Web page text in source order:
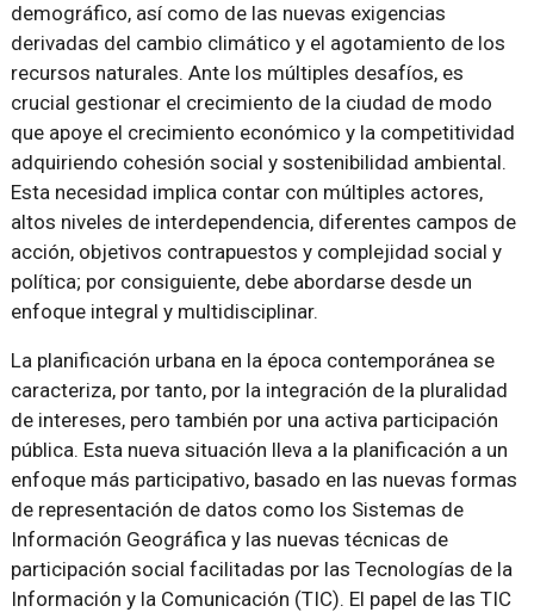
demográfico, así como de las nuevas exigencias
derivadas del cambio climático y el agotamiento de los
recursos naturales. Ante los múltiples desafíos, es
crucial gestionar el crecimiento de la ciudad de modo
que apoye el crecimiento económico y la competitividad
adquiriendo cohesión social y sostenibilidad ambiental.
Esta necesidad implica contar con múltiples actores,
altos niveles de interdependencia, diferentes campos de
acción, objetivos contrapuestos y complejidad social y
política; por consiguiente, debe abordarse desde un
enfoque integral y multidisciplinar.
La planificación urbana en la época contemporánea se
caracteriza, por tanto, por la integración de la pluralidad
de intereses, pero también por una activa participación
pública. Esta nueva situación lleva a la planificación a un
enfoque más participativo, basado en las nuevas formas
de representación de datos como los Sistemas de
Información Geográfica y las nuevas técnicas de
participación social facilitadas por las Tecnologías de la
Información y la Comunicación (TIC). El papel de las TIC